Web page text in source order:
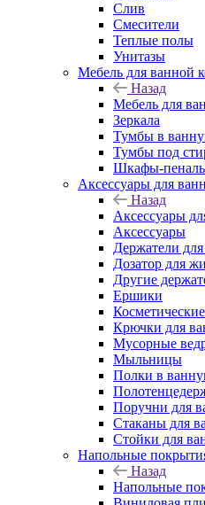
Слив
Смесители
Теплые полы
Унитазы
Мебель для ванной
Назад
Мебель для
Зеркала
Тумбы в
Тумбы под
Шкафы-
Аксессуары для
Назад
Аксессуары
Аксессуары
Держатели
Дозатор для
Другие
Ершики
Крючки для
Мусорные
Мыльницы
Полки в
Поручни для
Стаканы для
Стойки для
Напольные
Назад
Напольные